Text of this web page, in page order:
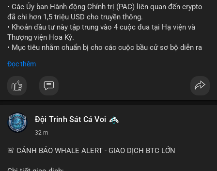
• Các Ủy ban Hành động Chính trị (PAC) liên quan đến crypto
đã chi hơn 1,5 triệu USD cho truyền thông.
• Khoản đầu tư này tập trung vào 4 cuộc đua tại Hạ viện và
Thượng viện Hoa Kỳ.
• Mục tiêu nhằm chuẩn bị cho các cuộc bầu cử sơ bộ diễn ra
$btc $eth
#vlikevn #titanbot
Đọc thêm
Đội Trinh Sát Cá Voi
32 m
🚨 CẢNH BÁO WHALE ALERT - GIAO DỊCH BTC LỚN